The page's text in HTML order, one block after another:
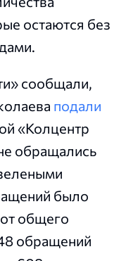
остаются без
сообщали,
подали
«Колцентр
обращались
было
от общего
обращений